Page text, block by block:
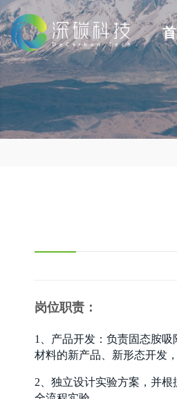
岗位职责：
1、产品开发：负责固态胺
材料的新产品、新形态开发
2、独立设计实验方案，并